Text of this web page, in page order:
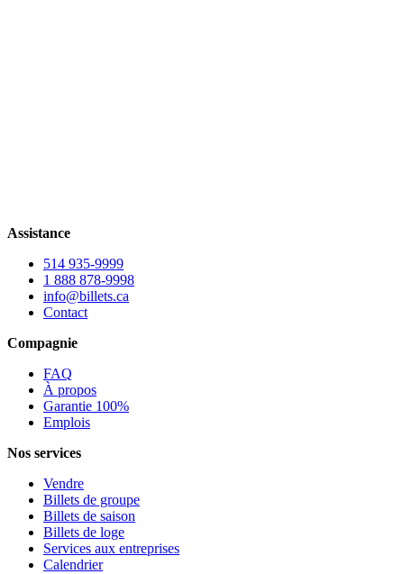
Assistance
514 935-9999
1 888 878-9998
info@billets.ca
Contact
Compagnie
FAQ
À propos
Garantie 100%
Emplois
Nos services
Vendre
Billets de groupe
Billets de saison
Billets de loge
Services aux entreprises
Calendrier